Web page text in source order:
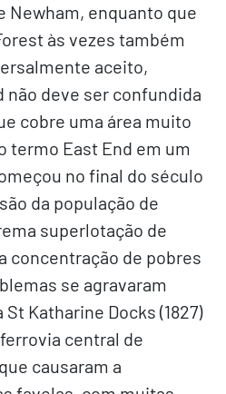
Newham, enquanto que
às vezes também
aceito,
não deve ser confundida
cobre uma área muito
termo East End em um
no final do século
da população de
superlotação de
concentração de pobres
se agravaram
Katharine Docks (1827)
central de
causaram a